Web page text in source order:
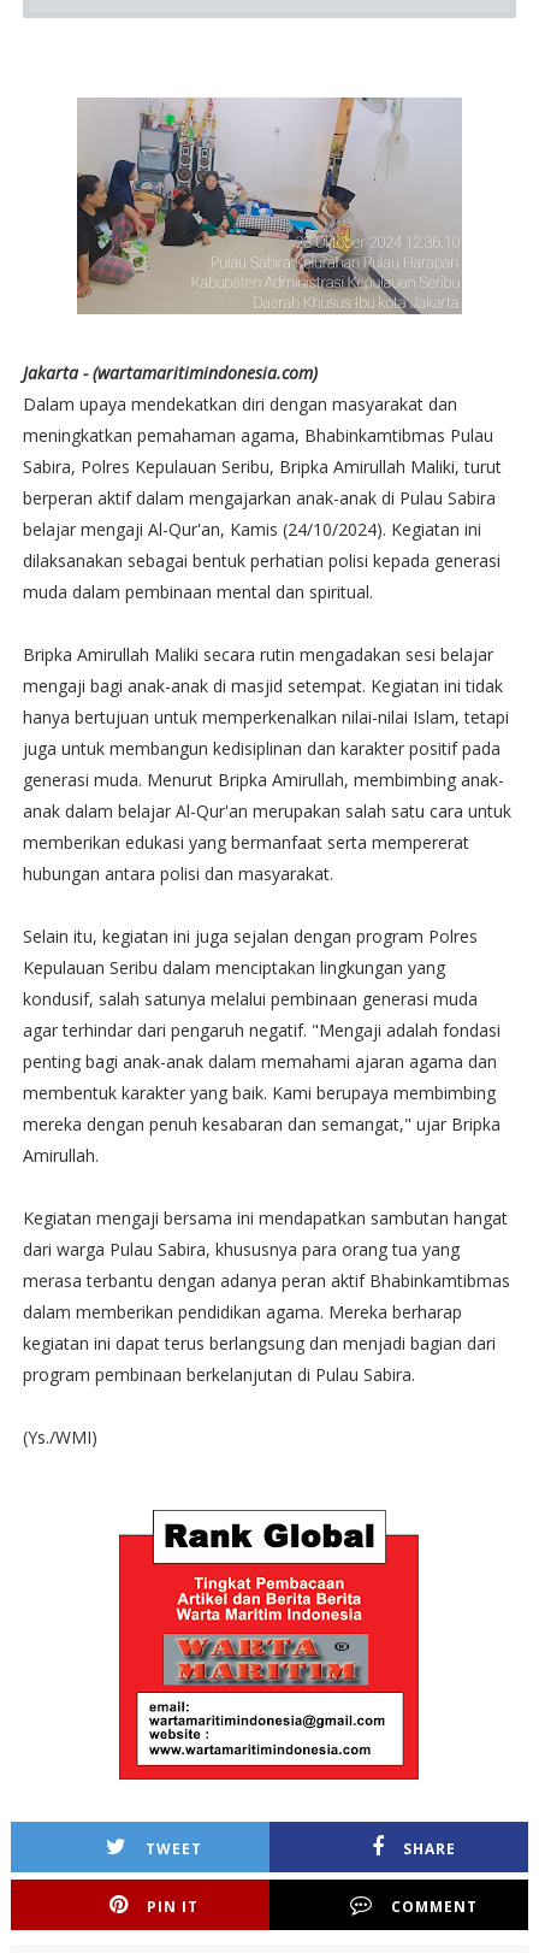
Jakarta - (wartamaritimindonesia.com)
Dalam upaya mendekatkan diri dengan masyarakat dan
meningkatkan pemahaman agama, Bhabinkamtibmas Pulau
Sabira, Polres Kepulauan Seribu, Bripka Amirullah Maliki, turut
berperan aktif dalam mengajarkan anak-anak di Pulau Sabira
belajar mengaji Al-Qur'an, Kamis (24/10/2024). Kegiatan ini
dilaksanakan sebagai bentuk perhatian polisi kepada generasi
muda dalam pembinaan mental dan spiritual.
Bripka Amirullah Maliki secara rutin mengadakan sesi belajar
mengaji bagi anak-anak di masjid setempat. Kegiatan ini tidak
hanya bertujuan untuk memperkenalkan nilai-nilai Islam, tetapi
juga untuk membangun kedisiplinan dan karakter positif pada
generasi muda. Menurut Bripka Amirullah, membimbing anak-
anak dalam belajar Al-Qur'an merupakan salah satu cara untuk
memberikan edukasi yang bermanfaat serta mempererat
hubungan antara polisi dan masyarakat.
Selain itu, kegiatan ini juga sejalan dengan program Polres
Kepulauan Seribu dalam menciptakan lingkungan yang
kondusif, salah satunya melalui pembinaan generasi muda
agar terhindar dari pengaruh negatif. "Mengaji adalah fondasi
penting bagi anak-anak dalam memahami ajaran agama dan
membentuk karakter yang baik. Kami berupaya membimbing
mereka dengan penuh kesabaran dan semangat," ujar Bripka
Amirullah.
Kegiatan mengaji bersama ini mendapatkan sambutan hangat
dari warga Pulau Sabira, khususnya para orang tua yang
merasa terbantu dengan adanya peran aktif Bhabinkamtibmas
dalam memberikan pendidikan agama. Mereka berharap
kegiatan ini dapat terus berlangsung dan menjadi bagian dari
program pembinaan berkelanjutan di Pulau Sabira.
(Ys./WMI)
TWEET SHARE
PIN IT COMMENT